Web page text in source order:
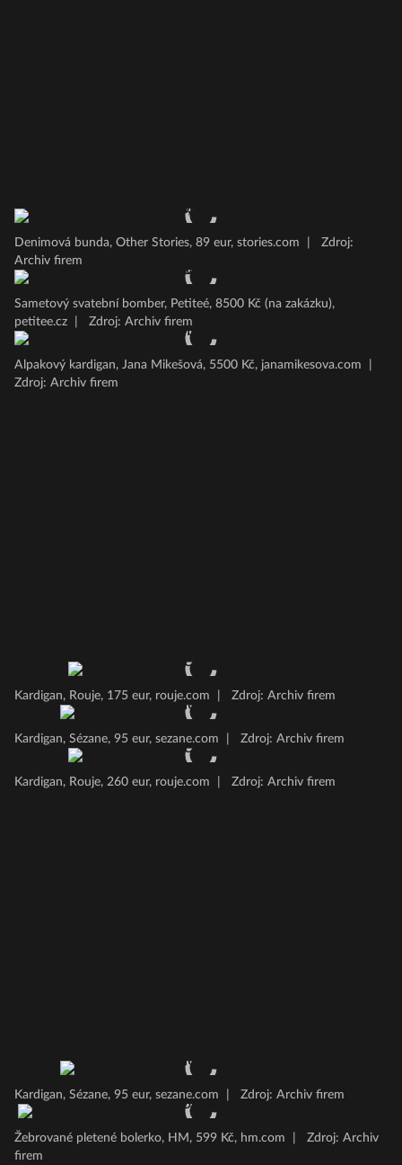
Denimová bunda, Other Stories, 89 eur, stories.com
Zdroj:
Archiv firem
Sametový svatební bomber, Petiteé, 8500 Kč (na zakázku),
petitee.cz
Zdroj: Archiv firem
Alpakový kardigan, Jana Mikešová, 5500 Kč, janamikesova.com
Zdroj: Archiv firem
Kardigan, Rouje, 175 eur, rouje.com Zdroj: Archiv firem
Kardigan, Sézane, 95 eur, sezane.com Zdroj: Archiv firem
Kardigan, Rouje, 260 eur, rouje.com Zdroj: Archiv firem
Kardigan, Sézane, 95 eur, sezane.com Zdroj: Archiv firem
Žebrované pletené bolerko, HM, 599 Kč, hm.com
Zdroj: Archiv
firem